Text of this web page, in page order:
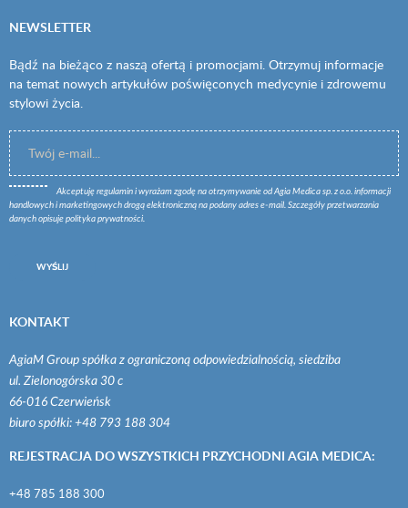
NEWSLETTER
Bądź na bieżąco z naszą ofertą i promocjami. Otrzymuj informacje
na temat nowych artykułów poświęconych medycynie i zdrowemu
stylowi życia.
Akceptuję regulamin i wyrażam zgodę na otrzymywanie od Agia Medica sp. z o.o. informacji
handlowych i marketingowych drogą elektroniczną na podany adres e-mail. Szczegóły przetwarzania
danych opisuje polityka prywatności
WYŚLIJ
KONTAKT
AgiaM Group spółka z ograniczoną odpowiedzialnością, siedziba
ul. Zielonogórska 30 c
66-016 Czerwieńsk
biuro spółki: +48 793 188 304
REJESTRACJA DO WSZYSTKICH PRZYCHODNI AGIA MEDICA:
+48 785 188 300